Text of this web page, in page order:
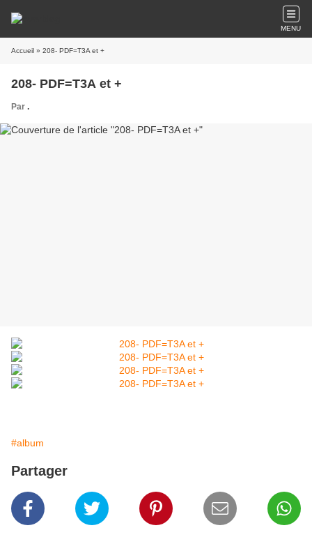
MENU
Accueil » 208- PDF=T3A et +
208- PDF=T3A et +
Par .
#album
Partager